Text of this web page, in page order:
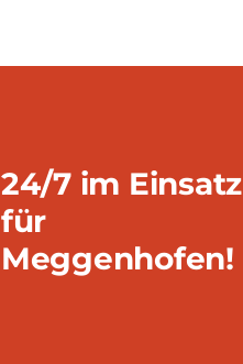
24/7 im Einsatz
für
Meggenhofen!